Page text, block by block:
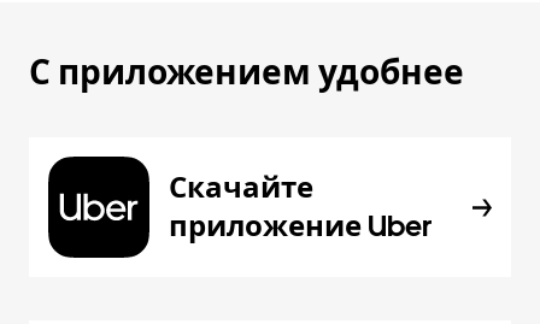
С приложением удобнее
Скачайте
приложение Uber